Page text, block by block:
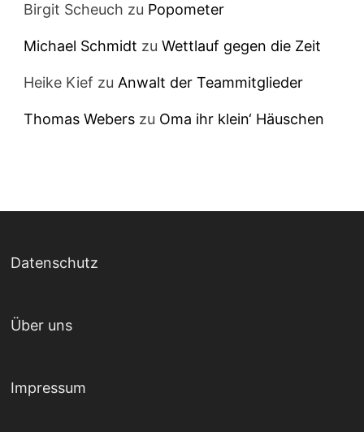
Birgit Scheuch zu Popometer
Michael Schmidt zuWettlauf gegen die Zeit
Heike Kief zu Anwalt der Teammitglieder
Thomas Webers zu Oma ihr klein‘ Häuschen
Datenschutz
Über uns
Impressum